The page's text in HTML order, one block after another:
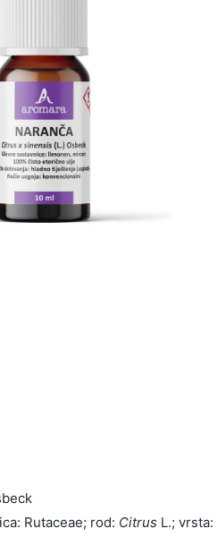
Rutaceae; rod: Citrus L.; vrsta: